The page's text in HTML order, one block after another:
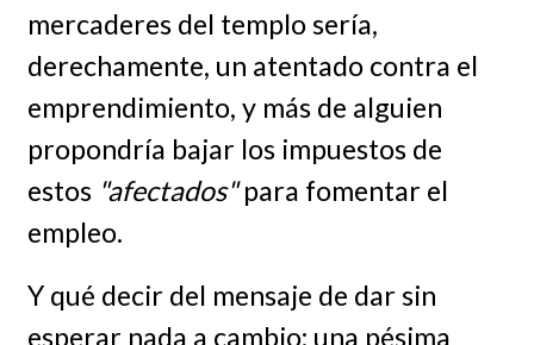
mercaderes del templo sería,
derechamente, un atentado contra el
emprendimiento, y más de alguien
propondría bajar los impuestos de
estos "afectados"para fomentar el
empleo.
Y qué decir del mensaje de dar sin
esperar nada a cambio: una pésima